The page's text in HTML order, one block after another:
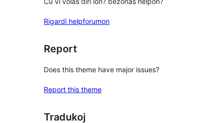
Rigardi helpforumon
Report
Does this theme have major issues?
Report this theme
Tradukoj